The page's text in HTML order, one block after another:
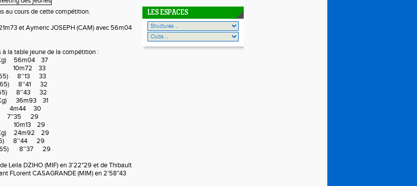
au cours de cette compétition.
et Aymeric JOSEPH (CAM) avec 56m04
la table jeune de la compétition :
56m04 37
10m72 33
(65) 8''13 33
(65) 8''41 32
(65) 8''43 32
Kg) 36m93 31
4m44 30
29
10m13 29
24m92 29
8''44 29
(65) 8''37 29
Leila DZIHO (MIF) en 3'22"29 et de Thibault
FLorent CASAGRANDE (MIM) en 2'58"43
LES ESPACES